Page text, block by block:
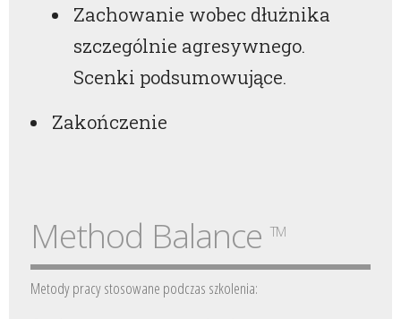
Zachowanie wobec dłużnika
szczególnie agresywnego.
Scenki podsumowujące.
Zakończenie
Method Balance TM
Metody pracy stosowane podczas szkolenia: